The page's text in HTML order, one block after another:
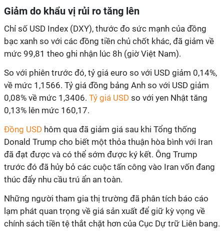
Giảm do khẩu vị rủi ro tăng lên
Chỉ số USD Index (DXY), thước đo sức mạnh của đồng
bạc xanh so với các đồng tiền chủ chốt khác, đã giảm về
mức 99,81 theo ghi nhận lúc 8h (giờ Việt Nam).
So với phiên trước đó, tỷ giá euro so với USD giảm 0,14%,
về mức 1,1566. Tỷ giá đồng bảng Anh so với USD giảm
0,08% về mức 1,3406. Tỷ giá USD so với yen Nhật tăng
0,13% lên mức 160,17.
Đồng USD hôm qua đã giảm giá sau khi Tổng thống
Donald Trump cho biết một thỏa thuận hòa bình với Iran
đã đạt được và có thể sớm được ký kết. Ông Trump
trước đó đã hủy bỏ các cuộc tấn công vào Iran vốn đang
thúc đẩy nhu cầu trú ẩn an toàn.
Những người tham gia thị trường đã phân tích báo cáo
lạm phát quan trọng về giá sản xuất để giữ kỳ vọng về
chính sách tiền tệ thắt chặt hơn của Cục Dự trữ Liên bang.